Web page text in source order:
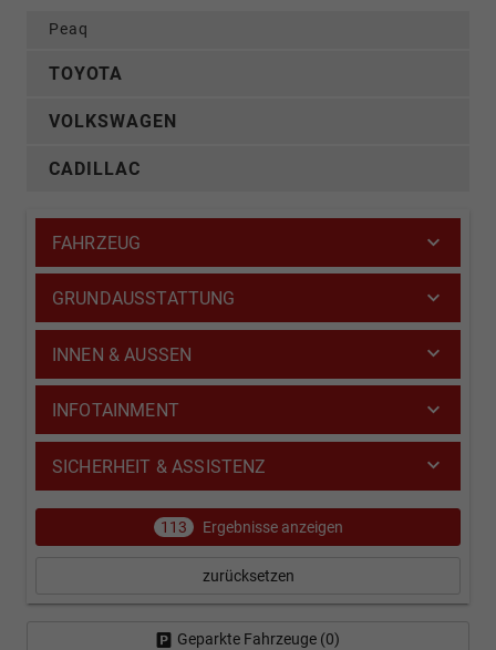
Peaq
TOYOTA
VOLKSWAGEN
CADILLAC
FAHRZEUG
GRUNDAUSSTATTUNG
INNEN & AUSSEN
INFOTAINMENT
SICHERHEIT & ASSISTENZ
113 Ergebnisse anzeigen
zurücksetzen
Geparkte Fahrzeuge (0)